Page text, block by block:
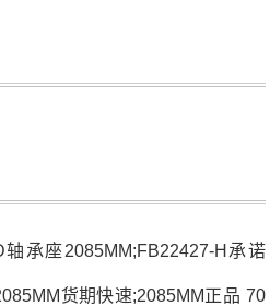
承座2085MM;FB22427-H承诺
货期快速;2085MM正品 70